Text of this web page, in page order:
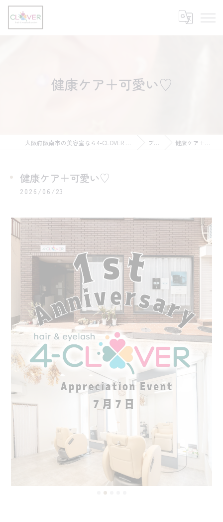
健康ケア＋可愛い♡
大阪府阪南市の美容室なら4-CLOVER hair & eyelash salon ブログ 健康ケア＋可愛い♡
健康ケア＋可愛い♡
2026/06/23